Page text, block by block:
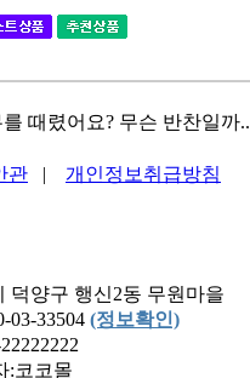
때렸어요? 무슨 반찬일까..
웃으면?..
야지 맜잇는 탕은?..
한번 가면 돌아올 수 없..
못먹는 감은?..
관 | 개인정보취급방침
덕양구 행신2동 무원마을
03-33504 (정보확인)
:코코몰